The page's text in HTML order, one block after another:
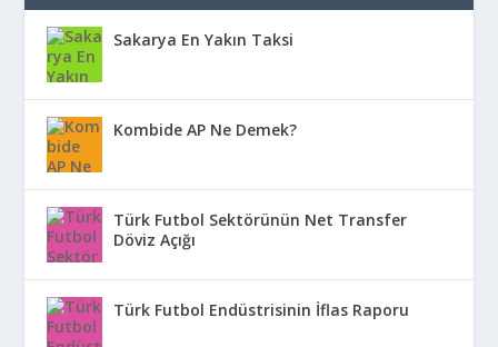
Sakarya En Yakın Taksi
Kombide AP Ne Demek?
Türk Futbol Sektörünün Net Transfer
Döviz Açığı
Türk Futbol Endüstrisinin İflas Raporu